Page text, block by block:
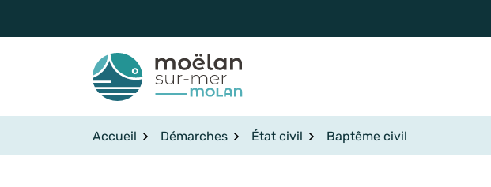
Accueil Démarches État civil Baptême civil